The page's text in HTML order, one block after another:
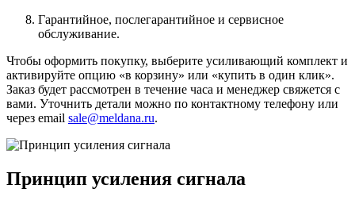
Гарантийное, послегарантийное и сервисное
обслуживание.
Чтобы оформить покупку, выберите усиливающий комплект и
активируйте опцию «в корзину» или «купить в один клик».
Заказ будет рассмотрен в течение часа и менеджер свяжется с
вами. Уточнить детали можно по контактному телефону или
через email sale@meldana.ru.
Принцип усиления сигнала